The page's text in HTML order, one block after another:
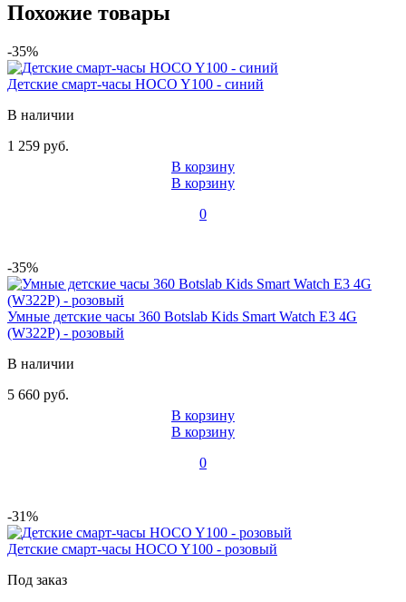
Похожие товары
-35%
Детские смарт-часы HOCO Y100 - синий
В наличии
1 259 руб.
В корзину
В корзину
0
-35%
Умные детские часы 360 Botslab Kids Smart Watch E3 4G
(W322P) - розовый
В наличии
5 660 руб.
В корзину
В корзину
0
-31%
Детские смарт-часы HOCO Y100 - розовый
Под заказ